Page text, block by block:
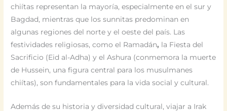
chiítas representan la mayoría, especialmente en el sur y
Bagdad, mientras que los sunnitas predominan en
algunas regiones del norte y el oeste del país. Las
festividades religiosas, como el Ramadán, la Fiesta del
Sacrificio (Eid al-Adha) y el Ashura (conmemora la muerte
de Hussein, una figura central para los musulmanes
chiítas), son fundamentales para la vida social y cultural.
Además de su historia y diversidad cultural, viajar a Irak